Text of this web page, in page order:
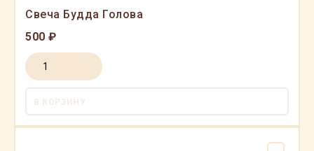
Свеча Будда Голова
500 ₽
В КОРЗИНУ